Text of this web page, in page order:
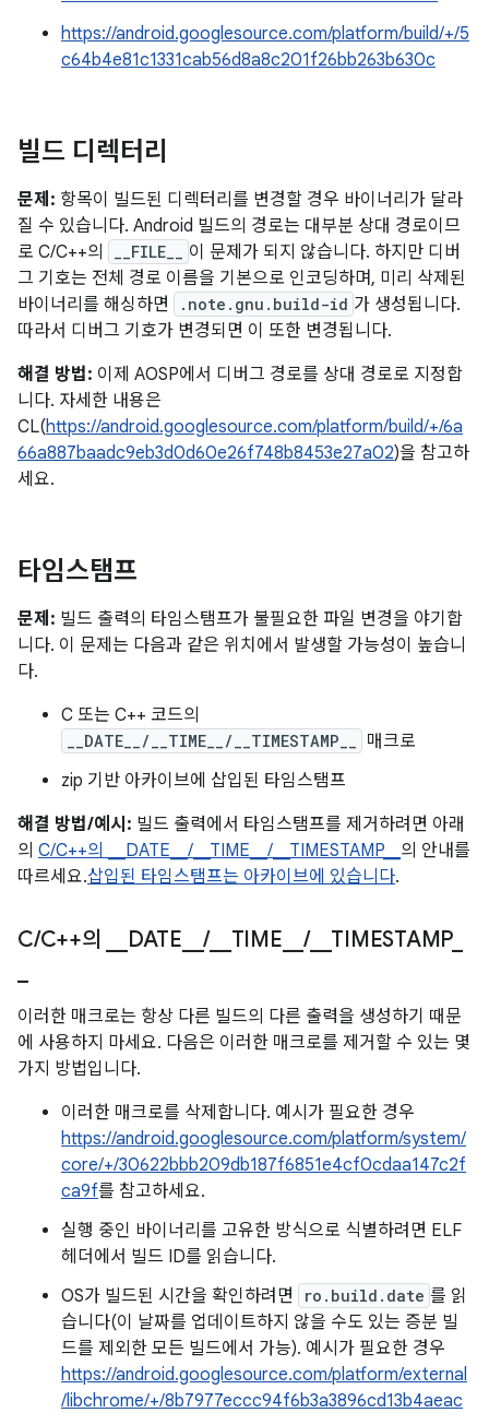
https://android.googlesource.com/platform/build/+/5
c64b4e81c1331cab56d8a8c201f26bb263b630c
빌드 디렉터리
문제: 항목이 빌드된 디렉터리를 변경할 경우 바이너리가 달라
질 수 있습니다. Android 빌드의 경로는 대부분 상대 경로이므
로 C/C++의
__FILE__
이 문제가 되지 않습니다. 하지만 디버
그 기호는 전체 경로 이름을 기본으로 인코딩하며, 미리 삭제된
바이너리를 해싱하면
.note.gnu.build-id 가 생성됩니다.
따라서 디버그 기호가 변경되면 이 또한 변경됩니다.
해결 방법: 이제 AOSP에서 디버그 경로를 상대 경로로 지정합
니다. 자세한 내용은
CL(https://android.googlesource.com/platform/build/+/6a
66a887baadc9eb3d0d60e26f748b8453e27a02)을 참고하
세요.
타임스탬프
문제: 빌드 출력의 타임스탬프가 불필요한 파일 변경을 야기합
니다. 이 문제는 다음과 같은 위치에서 발생할 가능성이 높습니
다.
C 또는 C++ 코드의
__DATE__/__TIME__/__TIMESTAMP__
매크로
zip 기반 아카이브에 삽입된 타임스탬프
해결 방법/예시: 빌드 출력에서 타임스탬프를 제거하려면 아래
의 C/C++의 __DATE__/__TIME__/__TIMESTAMP__ 의 안내를
따르세요.삽입된 타임스탬프는 아카이브에 있습니다.
C/C++의 DATE _/_ TIME /_ TIMESTAMP_
이러한 매크로는 항상 다른 빌드의 다른 출력을 생성하기 때문
에 사용하지 마세요. 다음은 이러한 매크로를 제거할 수 있는 몇
가지 방법입니다.
이러한 매크로를 삭제합니다. 예시가 필요한 경우
https://android.googlesource.com/platform/system/
core/+/30622bbb209db187f6851e4cf0cdaa147c2f
ca9f를 참고하세요.
실행 중인 바이너리를 고유한 방식으로 식별하려면 ELF
헤더에서 빌드 ID를 읽습니다.
OS가 빌드된 시간을 확인하려면
ro.build.date 를 읽
습니다(이 날짜를 업데이트하지 않을 수도 있는 증분 빌
드를 제외한 모든 빌드에서 가능). 예시가 필요한 경우
https://android.googlesource.com/platform/external
/libchrome/+/8b7977eccc94f6b3a3896cd13b4aeac